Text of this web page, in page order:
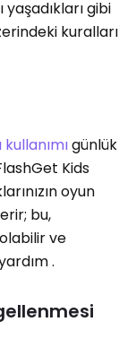
gibi
kuralları
günlük
Kids
oyun
bu,
ve
.